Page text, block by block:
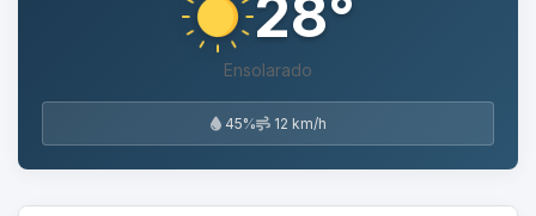
28°
Ensolarado
45% 12 km/h